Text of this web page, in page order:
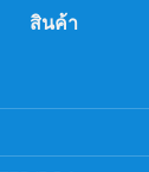
สินค้า